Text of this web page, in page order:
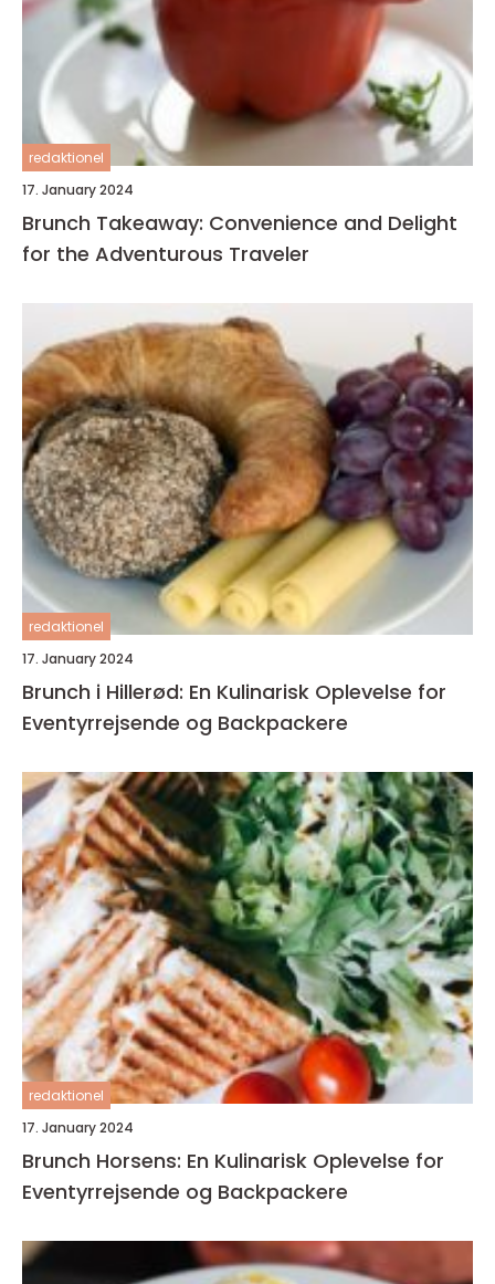
redaktionel
17. January 2024
Brunch Takeaway: Convenience and Delight
for the Adventurous Traveler
redaktionel
17. January 2024
Brunch i Hillerød: En Kulinarisk Oplevelse for
Eventyrrejsende og Backpackere
redaktionel
17. January 2024
Brunch Horsens: En Kulinarisk Oplevelse for
Eventyrrejsende og Backpackere